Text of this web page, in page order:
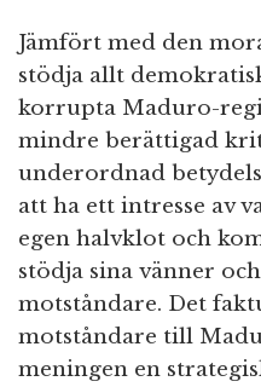
Jämfört med den
stödja allt
korrupta Maduro-
mindre berättigad
underordnad
att ha ett intresse av
egen halvklot och
stödja sina vänner
motståndare. Det
motståndare till
meningen en